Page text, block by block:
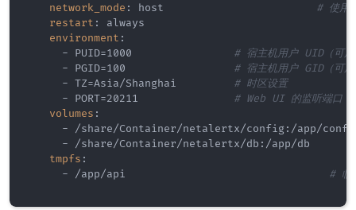
network_mode : host # 使用
restart :
always
environment :
- PUID=1000 # 宿主机用户 UID（可
- PGID=100 # 宿主机用户 GID（可
- TZ=Asia/Shanghai # 时区设置
- PORT=20211 # Web UI 的监听端口
volumes :
- /share/Container/netalertx/config: /app/
- /share/Container/netalertx/db : /app/
tmpfs :
- /app/api # 临